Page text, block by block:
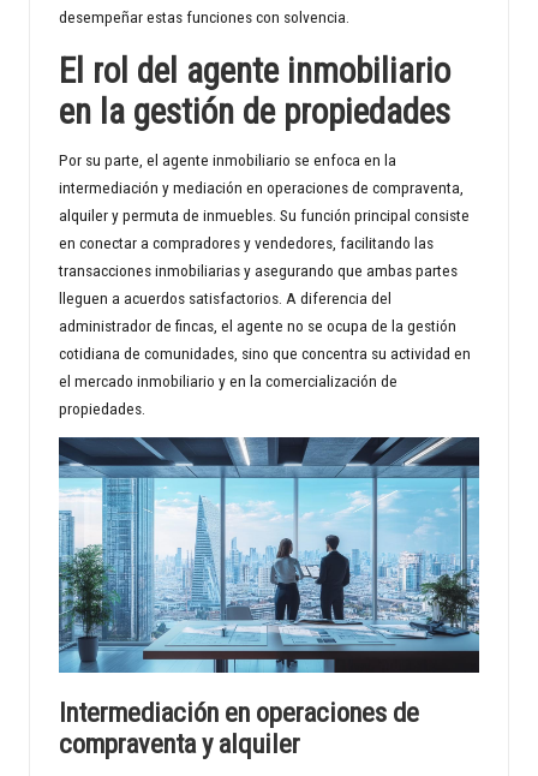
desempeñar estas funciones con solvencia.
El rol del agente inmobiliario
en la gestión de propiedades
Por su parte, el agente inmobiliario se enfoca en la
intermediación y mediación en operaciones de compraventa,
alquiler y permuta de inmuebles. Su función principal consiste
en conectar a compradores y vendedores, facilitando las
transacciones inmobiliarias y asegurando que ambas partes
lleguen a acuerdos satisfactorios. A diferencia del
administrador de fincas, el agente no se ocupa de la gestión
cotidiana de comunidades, sino que concentra su actividad en
el mercado inmobiliario y en la comercialización de
propiedades.
Intermediación en operaciones de
compraventa y alquiler